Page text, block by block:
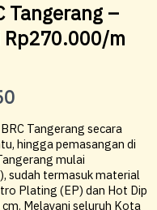
Tangerang –
Rp270.000/m
Tangerang secara
hingga pemasangan di
mulai
sudah termasuk material
Plating (EP) dan Hot Dip
Melayani seluruh Kota